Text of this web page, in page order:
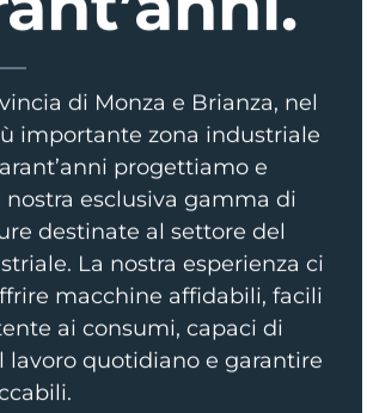
di Monza e Brianza, nel
importante zona industriale
progettiamo e
esclusiva gamma di
destinate al settore del
La nostra esperienza ci
macchine affidabili, facili
ai consumi, capaci di
lavoro quotidiano e garantire